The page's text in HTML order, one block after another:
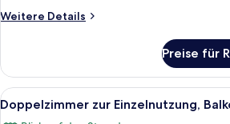
Weitere Details
Weitere
zur
Einzelnutzung
Preise für
Alle
Fotos
Ein
9
Doppelzimmer zur Einzelnutzung,